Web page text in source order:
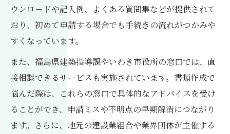
ウンロードや記入例、よくある質問集などが提供されて
おり、初めて申請する場合でも手続きの流れがつかみや
すくなっています。
また、福島県建築指導課やいわき市役所の窓口では、直
接相談できるサービスも実施されています。書類作成で
悩んだ際は、これらの窓口で具体的なアドバイスを受け
ることができ、申請ミスや不明点の早期解消につながり
ます。さらに、地元の建設業組合や業界団体が主催する